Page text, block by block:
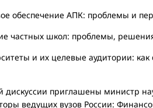
обеспечение АПК: проблемы и
школ: проблемы,
и их целевые аудитории: как
дискуссии приглашены министр
ведущих вузов России: